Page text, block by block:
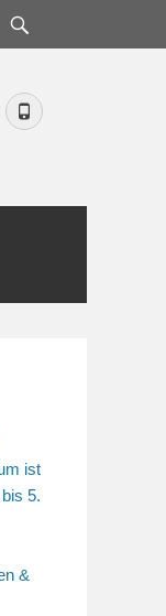
Phone
ist
5.
&